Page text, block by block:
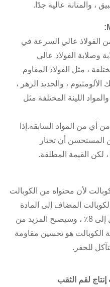
، والمتانة عالية جدًا.
الفولاذ عالي السرعة في
وصلابة الفولاذ عالي
، مثل الفولاذ المقاوم
، والحديد الزهر ،
، والمواد اللينة المختلفة مثل
أي من المواد السابقة.إذا
المادة 6542 ، فمن المستحسن أن تختار
لأن محتواه من الكوبالت
الكوبالت المضاف إلى المادة
الخام الفولاذية عالية السرعة يصل إلى 8٪ ، وسيصبح المزيد من
الكوبالت هو تحسين مقاومة
للحفر.